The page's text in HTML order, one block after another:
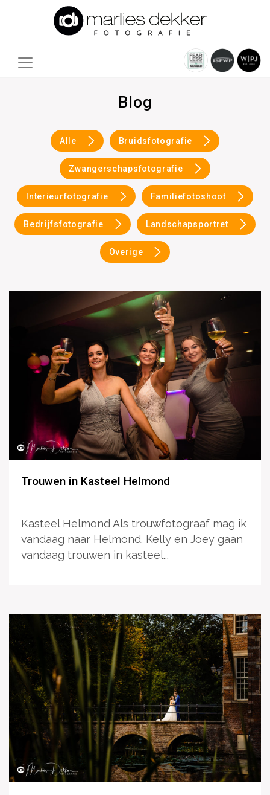
Blog
Alle Bruidsfotografie
Zwangerschapsfotografie
Interieurfotografie Familiefotoshoot
Bedrijfsfotografie Landschapsportret
Overige
Trouwen in Kasteel Helmond
Kasteel Helmond Als trouwfotograaf mag ik
vandaag naar Helmond. Kelly en Joey gaan
vandaag trouwen in kasteel...